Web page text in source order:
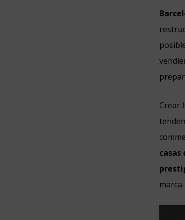
Crear
marca.